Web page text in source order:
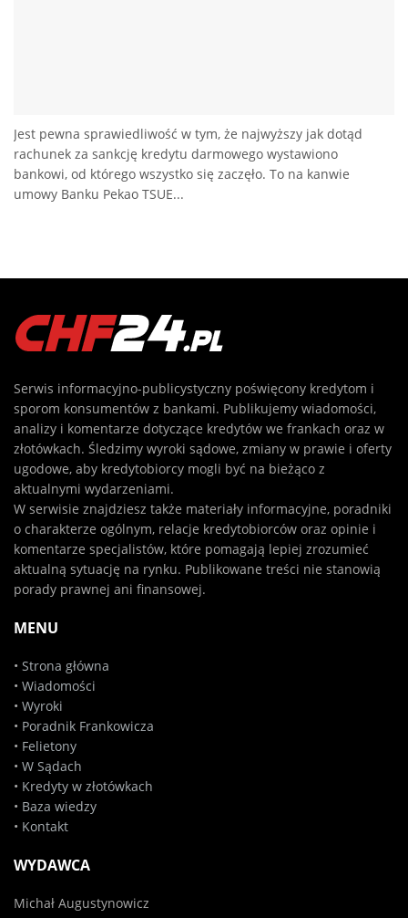
Jest pewna sprawiedliwość w tym, że najwyższy jak dotąd
rachunek za sankcję kredytu darmowego wystawiono
bankowi, od którego wszystko się zaczęło. To na kanwie
umowy Banku Pekao TSUE...
Serwis informacyjno-publicystyczny poświęcony kredytom i
sporom konsumentów z bankami. Publikujemy wiadomości,
analizy i komentarze dotyczące kredytów we frankach oraz w
złotówkach. Śledzimy wyroki sądowe, zmiany w prawie i oferty
ugodowe, aby kredytobiorcy mogli być na bieżąco z
aktualnymi wydarzeniami.
W serwisie znajdziesz także materiały informacyjne, poradniki
o charakterze ogólnym, relacje kredytobiorców oraz opinie i
komentarze specjalistów, które pomagają lepiej zrozumieć
aktualną sytuację na rynku. Publikowane treści nie stanowią
porady prawnej ani finansowej.
MENU
• Strona główna
• Wiadomości
• Wyroki
• Poradnik Frankowicza
• Felietony
• W Sądach
• Kredyty w złotówkach
• Baza wiedzy
• Kontakt
WYDAWCA
Michał Augustynowicz